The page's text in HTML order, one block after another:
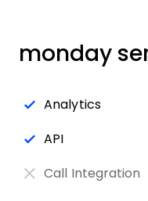
monday
Analytics
API
Call Integration